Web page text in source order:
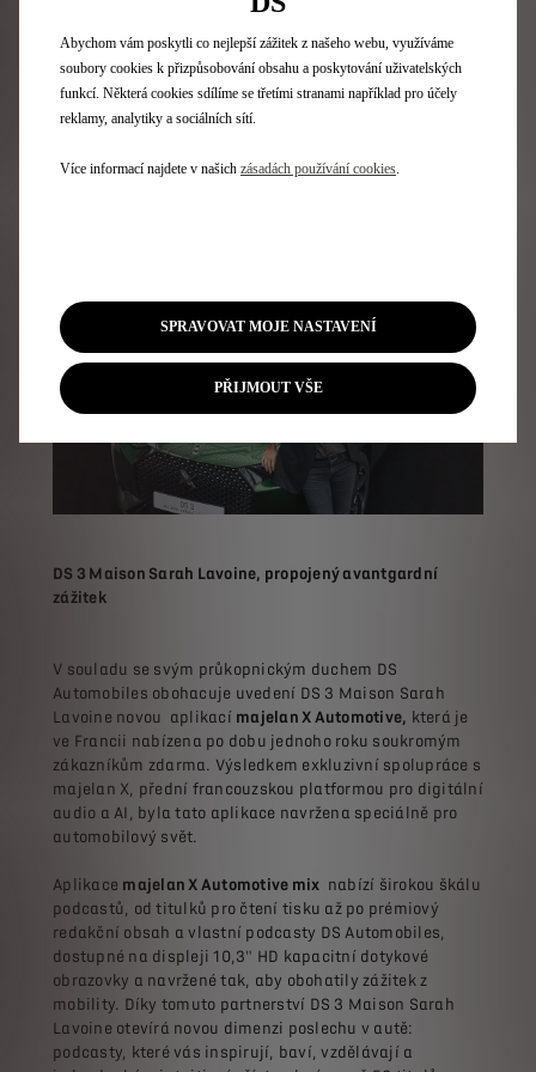
Ergonomie je naopak modernizována díky nové středové
konzoli, která je střídmější a propracovanější. Tento
redesign uvolňuje více prostoru — jak skutečného, tak
vnitřní harmonii DS 3.
DS 3 Maison Sarah Lavoine, propojený avantgardní
zážitek
V souladu se svým průkopnickým duchem DS
Automobiles obohacuje uvedení DS 3 Maison Sarah
Lavoine novou aplikací majelan X Automotive, která je
ve Francii nabízena po dobu jednoho roku soukromým
zákazníkům zdarma. Výsledkem exkluzivní spolupráce s
majelan X, přední francouzskou platformou pro digitální
audio a AI, byla tato aplikace navržena speciálně pro
automobilový svět.
Aplikace majelan X Automotive mix nabízí širokou škálu
podcastů, od titulků pro čtení tisku až po prémiový
redakční obsah a vlastní podcasty DS Automobiles,
dostupné na displeji 10,3" HD kapacitní dotykové
obrazovky a navržené tak, aby obohatily zážitek z
mobility. Díky tomuto partnerství DS 3 Maison Sarah
Lavoine otevírá novou dimenzi poslechu v autě:
podcasty, které vás inspirují, baví, vzdělávají a
Abychom vám poskytli co nejlepší zážitek z našeho webu, využíváme
soubory cookies k přizpůsobování obsahu a poskytování uživatelských
funkcí. Některá cookies sdílíme se třetími stranami například pro účely
reklamy, analytiky a sociálních sítí.
Více informací najdete v našich zásadách používání cookies.
SPRAVOVAT MOJE NASTAVENÍ
PŘIJMOUT VŠE